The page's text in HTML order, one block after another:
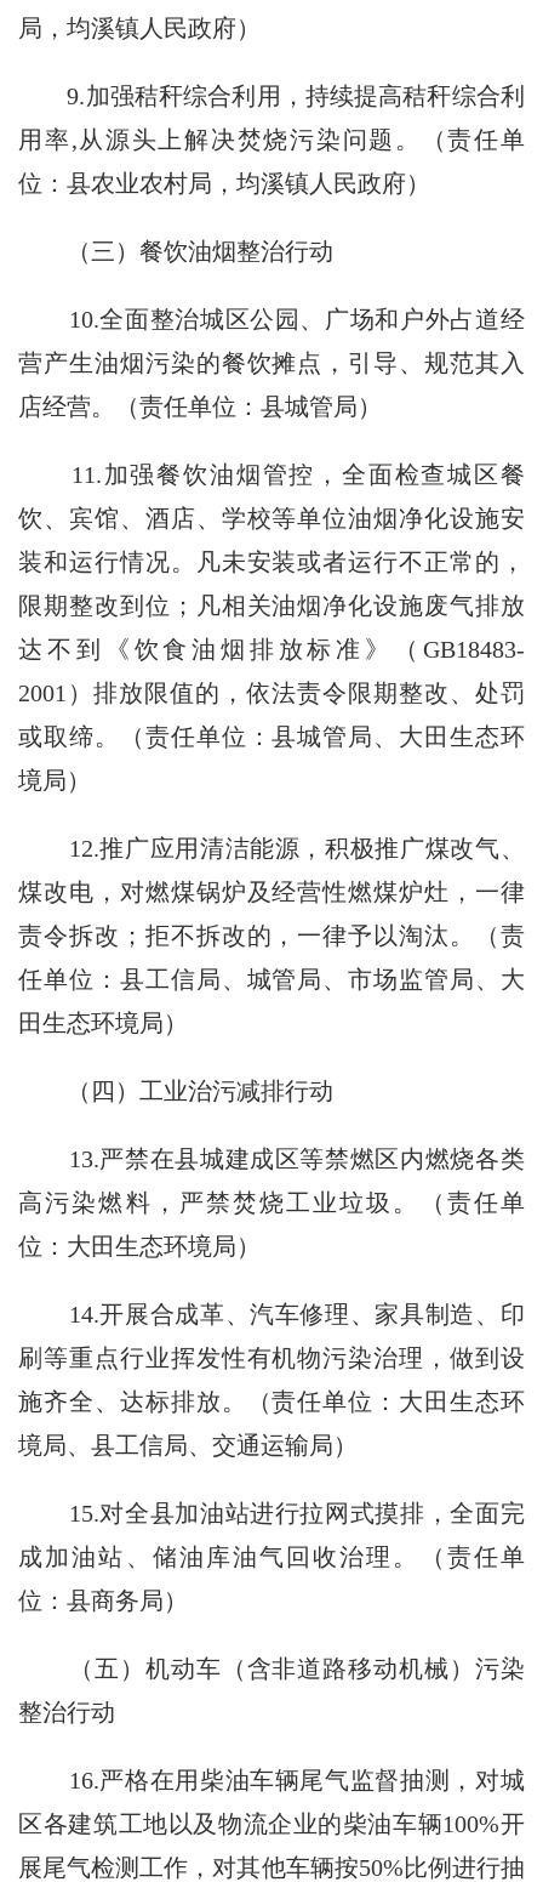
局，均溪镇人民政府）
9.加强秸秆综合利用，持续提高秸秆综合利
用率,从源头上解决焚烧污染问题。（责任单
位：县农业农村局，均溪镇人民政府）
（三）餐饮油烟整治行动
10.全面整治城区公园、广场和户外占道经
营产生油烟污染的餐饮摊点，引导、规范其入
店经营。（责任单位：县城管局）
11.加强餐饮油烟管控，全面检查城区餐
饮、宾馆、酒店、学校等单位油烟净化设施安
装和运行情况。凡未安装或者运行不正常的，
限期整改到位；凡相关油烟净化设施废气排放
达不到《饮食油烟排放标准》（GB18483-
2001）排放限值的，依法责令限期整改、处罚
或取缔。（责任单位：县城管局、大田生态环
境局）
12.推广应用清洁能源，积极推广煤改气、
煤改电，对燃煤锅炉及经营性燃煤炉灶，一律
责令拆改；拒不拆改的，一律予以淘汰。（责
任单位：县工信局、城管局、市场监管局、大
田生态环境局）
（四）工业治污减排行动
13.严禁在县城建成区等禁燃区内燃烧各类
高污染燃料，严禁焚烧工业垃圾。（责任单
位：大田生态环境局）
14.开展合成革、汽车修理、家具制造、印
刷等重点行业挥发性有机物污染治理，做到设
施齐全、达标排放。（责任单位：大田生态环
境局、县工信局、交通运输局）
15.对全县加油站进行拉网式摸排，全面完
成加油站、储油库油气回收治理。（责任单
位：县商务局）
（五）机动车（含非道路移动机械）污染
整治行动
16.严格在用柴油车辆尾气监督抽测，对城
区各建筑工地以及物流企业的柴油车辆100%开
展尾气检测工作，对其他车辆按50%比例进行抽